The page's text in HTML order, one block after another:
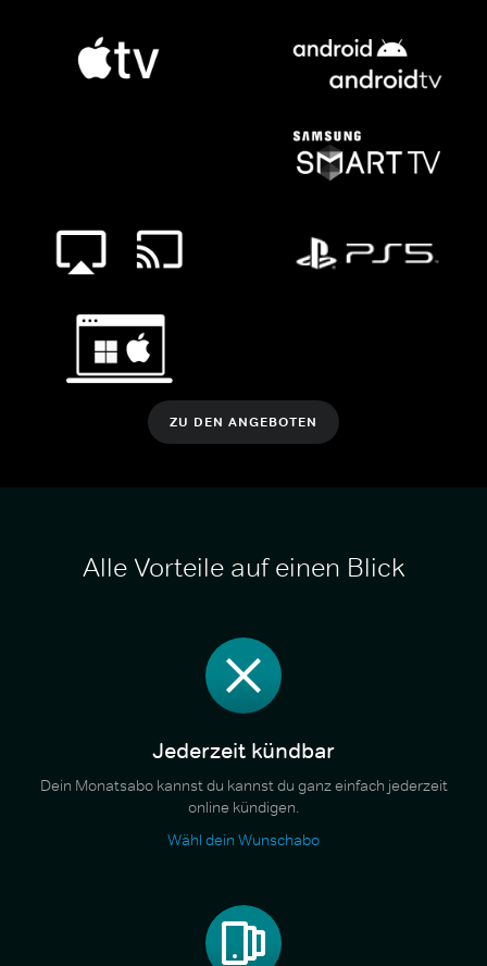
ZU DEN ANGEBOTEN
Alle Vorteile auf einen Blick
Jederzeit kündbar
Dein Monatsabo kannst du kannst du ganz einfach jederzeit
online kündigen.
Wähl dein Wunschabo